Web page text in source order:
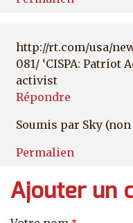
http://rt.com/usa/
081/ ‘CISPA: Patriot
activist
Répondre
Soumis par Sky
Permalien
Ajouter un